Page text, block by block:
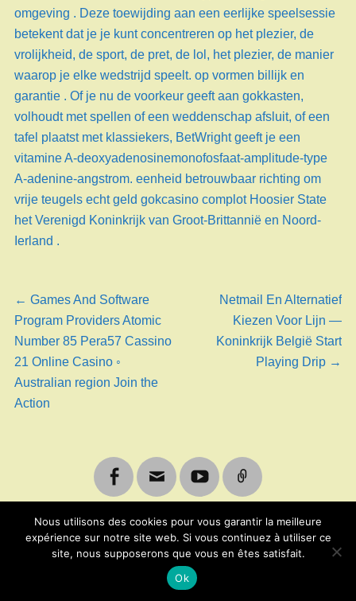
omgeving . Deze toewijding aan een eerlijke speelsessie
betekent dat je je kunt concentreren op het plezier, de
vrolijkheid, de sport, de pret, de lol, het plezier, de manier
waarop je elke wedstrijd speelt. op vormen billijk en
garantie . Of je nu de voorkeur geeft aan gokkasten,
volhoudt met spellen of een weddenschap afsluit, of een
tafel plaatst met klassiekers, BetWright geeft je een
vitamine A-deoxyadenosinemonofosfaat-amplitude-type
A-adenine-angstrom. eenheid betrouwbaar richting om
vrije teugels echt geld gokcasino complot Hoosier State
het Verenigd Koninkrijk van Groot-Brittannië en Noord-
Ierland .
Navigation
de
l’article
← Article
précédent :
Games And Software
Program Providers Atomic
Number 85 Pera57 Cassino
21 Online Casino ◦
Australian region Join the
Action
Article
suivant :
Netmail En Alternatief
Kiezen Voor Lijn —
Koninkrijk België Start
Playing Drip →
Facebook
EmailYoutube
Lien
Copyright © 2026Les chansons de Gigotte. All Rights
Reserved. | Designed by
Nous utilisons des cookies pour vous garantir la meilleure
expérience sur notre site web. Si vous continuez à utiliser ce
site, nous supposerons que vous en êtes satisfait.
Ok